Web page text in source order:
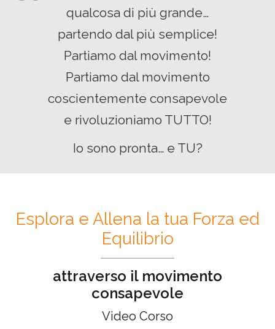
qualcosa di più grande…
partendo dal più semplice!
Partiamo dal movimento!
Partiamo dal movimento
coscientemente consapevole
e rivoluzioniamo TUTTO!
Io sono pronta… e TU?
Esplora e Allena la tua Forza ed
Equilibrio
attraverso il movimento
consapevole
Video Corso